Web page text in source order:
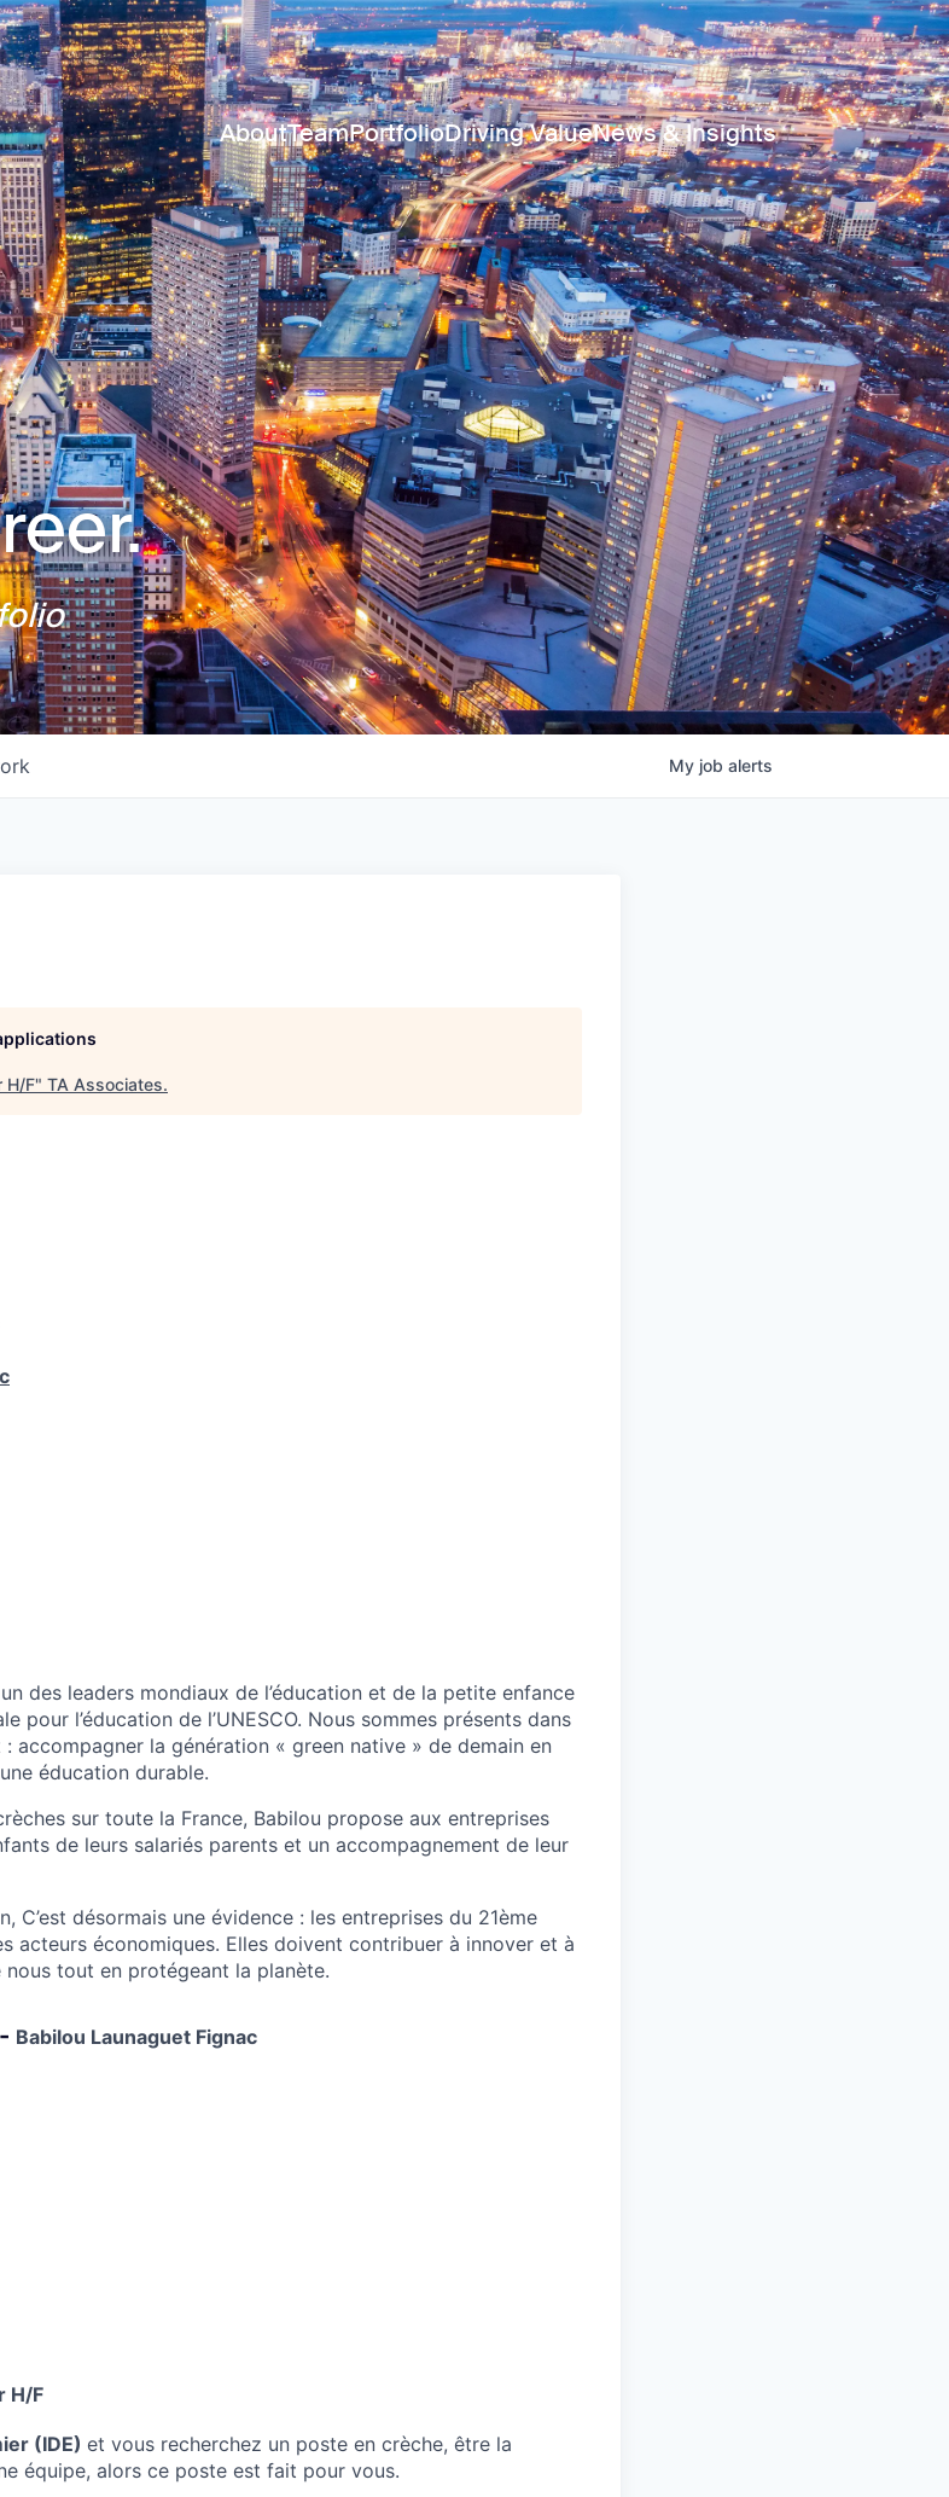
AboutTeamPortfolioDriving ValueNews & Insights
My job alerts
H/F" TA Associates.
des leaders mondiaux de l’éducation et de la petite enfance
pour l’éducation de l’UNESCO. Nous sommes présents dans
accompagner la génération « green native » de demain en
éducation durable.
sur toute la France, Babilou propose aux entreprises
de leurs salariés parents et un accompagnement de leur
C’est désormais une évidence : les entreprises du 21ème
acteurs économiques. Elles doivent contribuer à innover et à
nous tout en protégeant la planète.
Babilou Launaguet Fignac
H/F
(IDE) et vous recherchez un poste en crèche, être la
équipe, alors ce poste est fait pour vous.